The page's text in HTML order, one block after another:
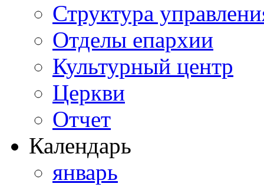
Структура
Отделы епархии
Культурный центр
Церкви
Отчет
Календарь
январь